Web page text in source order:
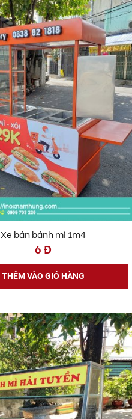
Xe bán bánh mì 1m4
6 Đ
THÊM VÀO GIỎ HÀNG